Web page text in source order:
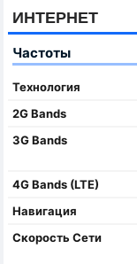
ИНТЕРНЕТ
Частоты
Технология
2G Bands
3G Bands
4G Bands (LTE)
Навигация
Скорость Сети